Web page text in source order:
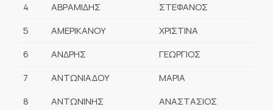
4
ΑΒΡΑΜΙΔΗΣ
ΣΤΕΦΑΝΟΣ
5
ΑΜΕΡΙΚΑΝΟΥ
ΧΡΙΣΤΙΝΑ
6
ΑΝΔΡΗΣ
ΓΕΩΡΓΙΟΣ
7
ΑΝΤΩΝΙΑΔΟΥ
ΜΑΡΙΑ
8
ΑΝΤΩΝΙΝΗΣ
ΑΝΑΣΤΑΣΙΟΣ